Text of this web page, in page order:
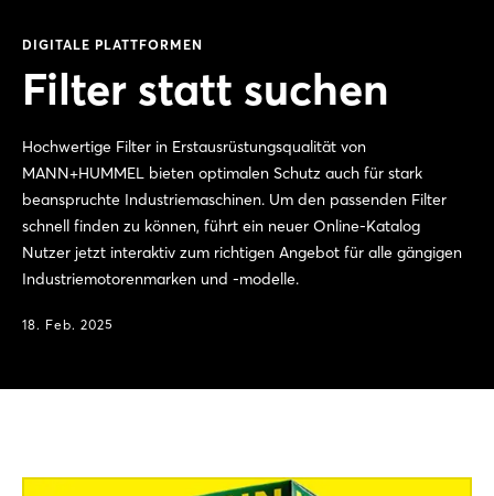
DIGITALE PLATTFORMEN
Filter statt suchen
Hochwertige Filter in Erstausrüstungsqualität von
MANN+HUMMEL bieten optimalen Schutz auch für stark
beanspruchte Industriemaschinen. Um den passenden Filter
schnell finden zu können, führt ein neuer Online-Katalog
Nutzer jetzt interaktiv zum richtigen Angebot für alle gängigen
Industriemotorenmarken und -modelle.
18. Feb. 2025